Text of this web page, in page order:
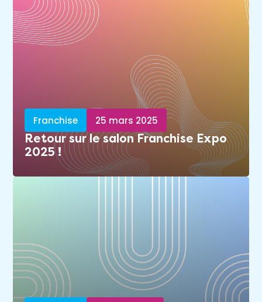
Franchise 25 mars 2025
Retour sur le salon Franchise Expo
2025 !